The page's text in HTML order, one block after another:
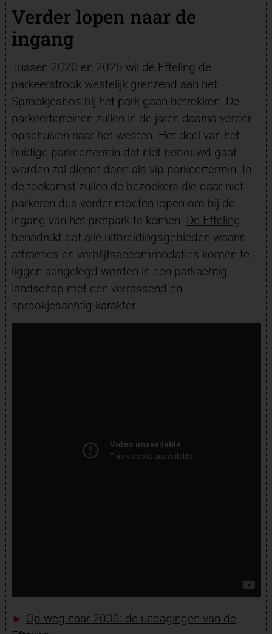
Verder lopen naar de
ingang
Tussen 2020 en 2025 wil de Efteling de
parkeerstrook westelijk grenzend aan het
Sprookjesbos bij het park gaan betrekken. De
parkeerterreinen zullen in de jaren daarna verder
opschuiven naar het westen. Het deel van het
huidige parkeerterrein dat niet bebouwd gaat
worden zal dienst doen als vip-parkeerterrein. In
de toekomst zullen de bezoekers die daar niet
parkeren dus verder moeten lopen om bij de
ingang van het pretpark te komen. De Efteling
benadrukt dat alle uitbreidingsgebieden waarin
attracties en verblijfsaccommodaties komen te
liggen aangelegd worden in een parkachtig
landschap met een verrassend en
sprookjesachtig karakter.
► Op weg naar 2030: de uitdagingen van de